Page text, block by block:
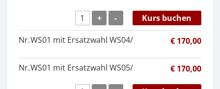
News Anmelden
Registrieren
+ - Kurs buchen
€ 170,00
Nr.WS01 mit Ersatzwahl WS04/
€ 170,00
Nr.WS01 mit Ersatzwahl WS05/